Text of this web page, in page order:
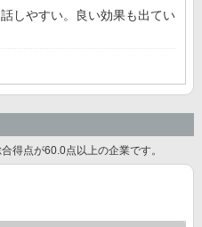
しやすい。良い効果も出てい
得点が60.0点以上の企業です。